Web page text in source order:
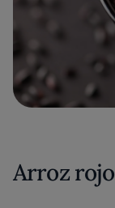
Arroz rojo